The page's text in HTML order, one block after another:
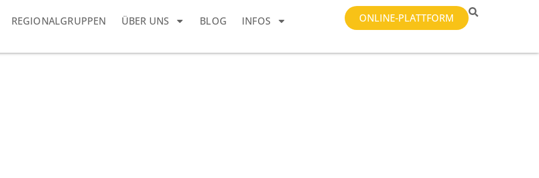
REGIONALGRUPPEN ÜBER UNS BLOG INFOS ONLINE-PLATTFORM